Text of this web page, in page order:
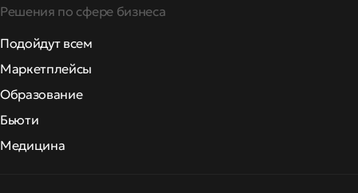
Решения по сфере бизнеса
Подойдут всем
Маркетплейсы
Образование
Бьюти
Медицина